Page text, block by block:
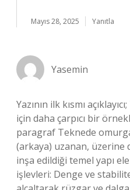
Mayıs 28, 2025 Yanıtla
Yasemin
Yazının ilk kısmı
için daha çarpıcı bir
paragraf Teknede
(arkaya) uzanan, üzerine
inşa edildiği temel yapı
işlevleri: Denge ve